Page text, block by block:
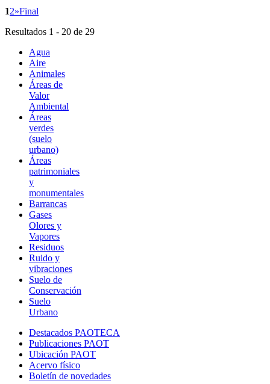
12»Final
Resultados 1 - 20 de 29
Agua
Aire
Animales
Áreas de
Valor
Ambiental
Áreas
verdes
(suelo
urbano)
Áreas
patrimoniales
y
monumentales
Barrancas
Gases
Olores y
Vapores
Residuos
Ruido y
vibraciones
Suelo de
Conservación
Suelo
Urbano
Destacados PAOTECA
Publicaciones PAOT
Ubicación PAOT
Acervo físico
Boletín de novedades